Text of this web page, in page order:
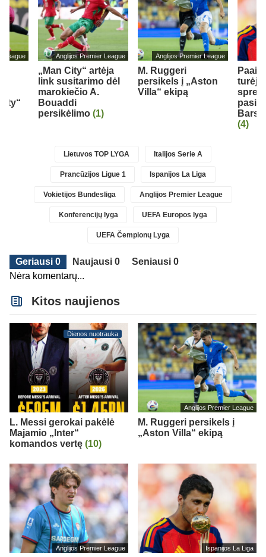
League Anglijos Premier League
„Man City“ artėja
link susitarimo dėl
marokiečio A.
Bouaddi
persikėlimo (1)
Anglijos Premier League
M. Ruggeri
persikels į „Aston
Villa“ ekipą
turėjo
(4)
Lietuvos TOP LYGA Italijos Serie A
Prancūzijos Ligue 1 Ispanijos La Liga
Vokietijos Bundesliga Anglijos Premier League
Konferencijų lyga UEFA Europos lyga
UEFA Čempionų Lyga
Geriausi 0 Naujausi 0
Seniausi 0
Nėra komentarų...
Kitos naujienos
Dienos nuotrauka
L. Messi gerokai pakėlė
Majamio „Inter“
komandos vertę (10)
Anglijos Premier League
M. Ruggeri persikels į
„Aston Villa“ ekipą
Anglijos Premier League Ispanijos La Liga